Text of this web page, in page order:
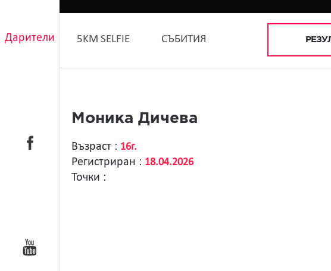
Дарители 5KM SELFIE СЪБИТИЯ
Моника Дичева
Възраст : 16г.
Регистриран : 18.04.2026
Точки :